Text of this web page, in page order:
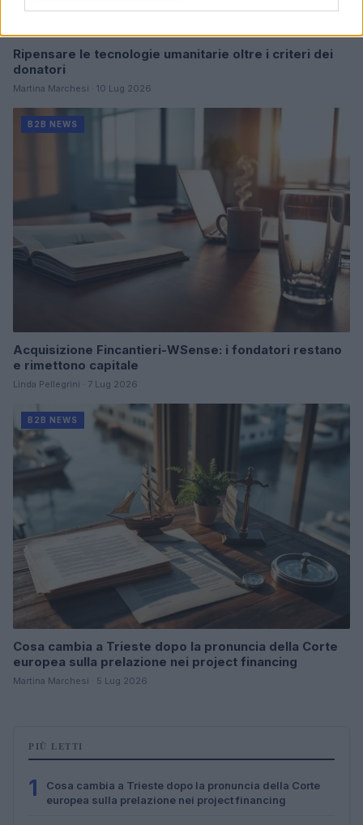
Ripensare le tecnologie umanitarie oltre i criteri dei
donatori
Martina Marchesi · 10 Lug 2026
B2B NEWS
Acquisizione Fincantieri-WSense: i fondatori restano
e rimettono capitale
Linda Pellegrini · 7 Lug 2026
B2B NEWS
Cosa cambia a Trieste dopo la pronuncia della Corte
europea sulla prelazione nei project financing
Martina Marchesi · 5 Lug 2026
PIÙ LETTI
1
Cosa cambia a Trieste dopo la pronuncia della Corte
europea sulla prelazione nei project financing